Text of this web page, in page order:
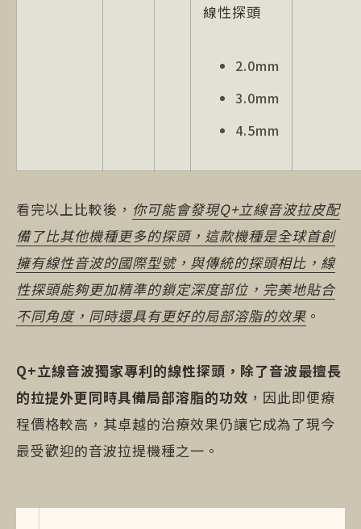
線性探頭
2.0mm
3.0mm
4.5mm
看完以上比較後， 你可能會發現Q+立線音波拉皮配
備了比其他機種更多的探頭，這款機種是全球首創
擁有線性音波的國際型號，與傳統的探頭相比，線
性探頭能夠更加精準的鎖定深度部位，完美地貼合
不同角度，同時還具有更好的局部溶脂的效果 。
Q+立線音波獨家專利的線性探頭，除了音波最擅長
的拉提外更同時具備局部溶脂的功效 ，因此即便療
程價格較高，其卓越的治療效果仍讓它成為了現今
最受歡迎的音波拉提機種之一。